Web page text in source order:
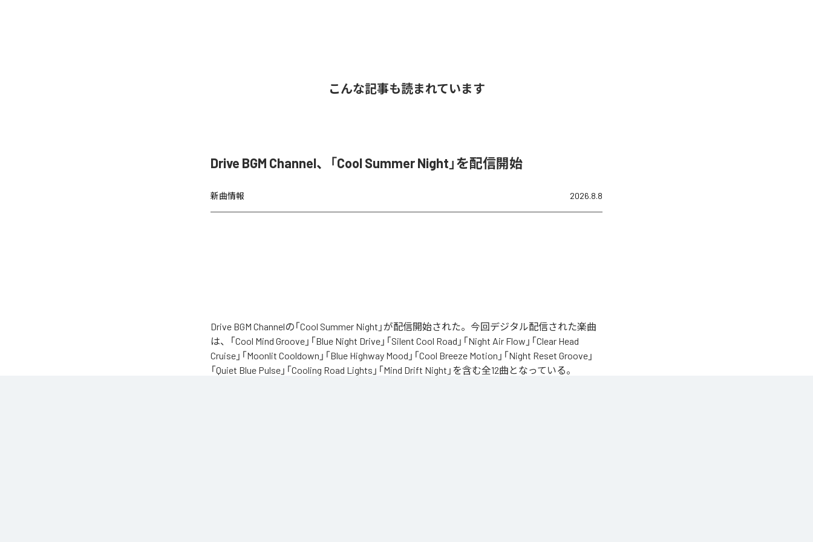
こんな記事も読まれています
Drive BGM Channel、「Cool Summer Night」を配信開始
新曲情報 2026.8.8
Drive BGM Channelの「Cool Summer Night」が配信開始された。今回デジタル配信された楽曲
は、「Cool Mind Groove」「Blue Night Drive」「Silent Cool Road」「Night Air Flow」「Clear Head
Cruise」「Moonlit Cooldown」「Blue Highway Mood」「Cool Breeze Motion」「Night Reset Groove」
「Quiet Blue Pulse」「Cooling Road Lights」「Mind Drift Night」を含む全12曲となっている。